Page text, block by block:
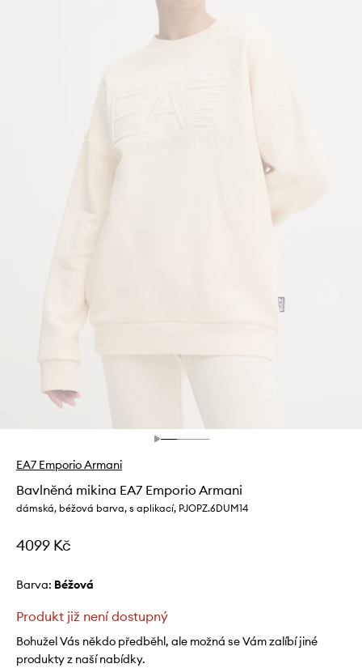
EA7 Emporio Armani
Bavlněná mikina EA7 Emporio Armani
dámská, béžová barva, s aplikací, PJOPZ.6DUM14
4099 Kč
Barva: béžová
Produkt již není dostupný
Bohužel Vás někdo předběhl, ale možná se Vám zalíbí jiné
produkty z naší nabídky.